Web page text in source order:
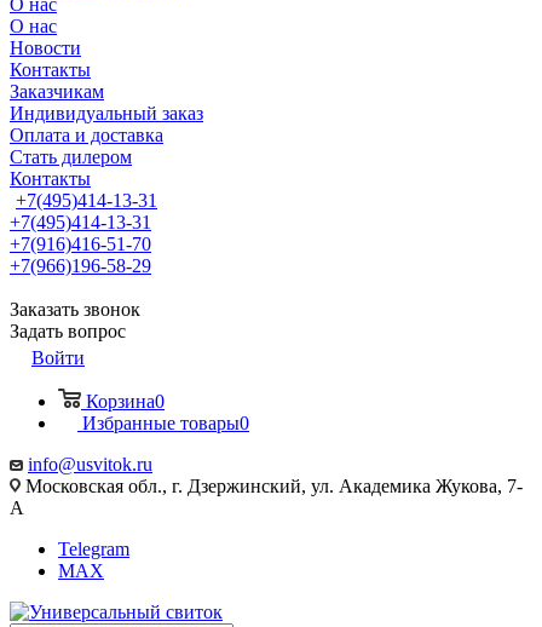
О нас
О нас
Новости
Контакты
Заказчикам
Индивидуальный заказ
Оплата и доставка
Стать дилером
Контакты
+7(495)414-13-31
+7(495)414-13-31
+7(916)416-51-70
+7(966)196-58-29
Заказать звонок
Задать вопрос
Войти
Корзина0
Избранные товары0
info@usvitok.ru
Московская обл., г. Дзержинский, ул. Академика Жукова, 7-
А
Telegram
MAX